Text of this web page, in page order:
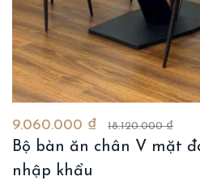
9.060.000 ₫ 18.120.000 ₫
Bộ bàn ăn chân V mặt
nhập khẩu